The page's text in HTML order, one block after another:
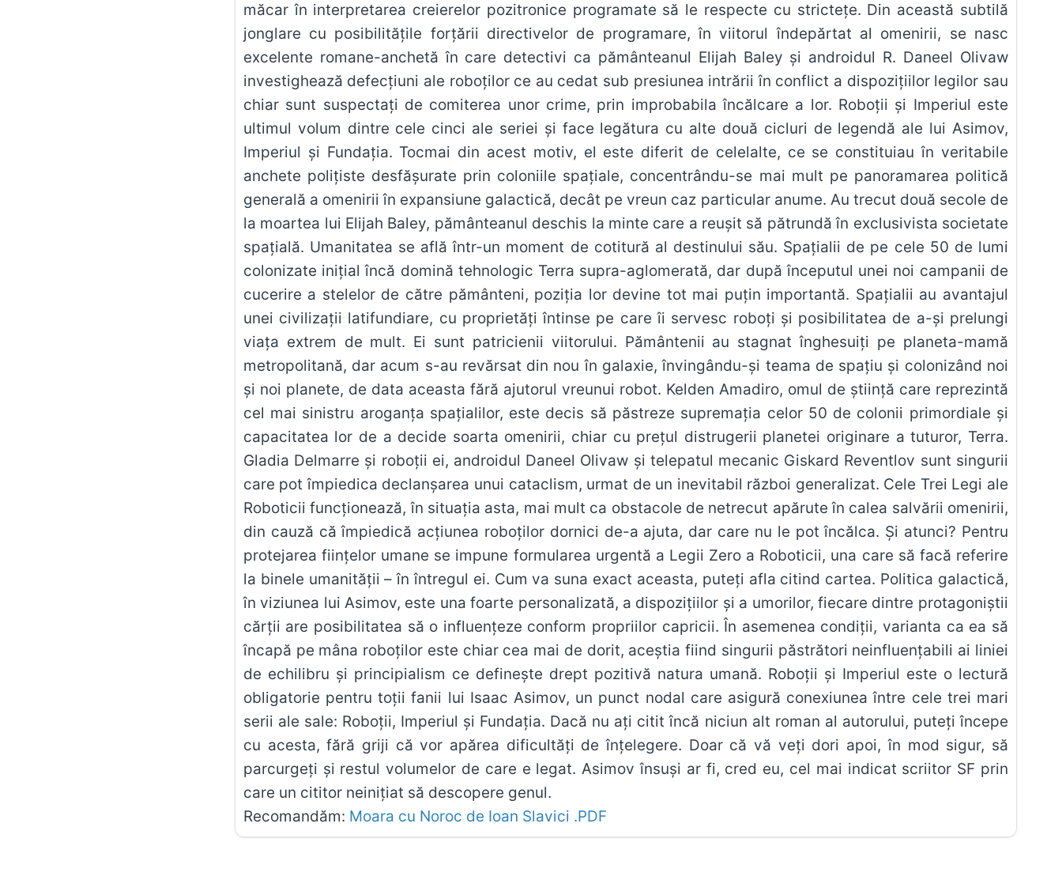
măcar în interpretarea creierelor pozitronice programate să le respecte cu strictețe. Din această subtilă
jonglare cu posibilitățile forțării directivelor de programare, în viitorul îndepărtat al omenirii, se nasc
excelente romane-anchetă în care detectivi ca pământeanul Elijah Baley și androidul R. Daneel Olivaw
investighează defecțiuni ale roboților ce au cedat sub presiunea intrării în conflict a dispozițiilor legilor sau
chiar sunt suspectați de comiterea unor crime, prin improbabila încălcare a lor. Roboții și Imperiul este
ultimul volum dintre cele cinci ale seriei și face legătura cu alte două cicluri de legendă ale lui Asimov,
Imperiul și Fundația. Tocmai din acest motiv, el este diferit de celelalte, ce se constituiau în veritabile
anchete polițiste desfășurate prin coloniile spațiale, concentrându-se mai mult pe panoramarea politică
generală a omenirii în expansiune galactică, decât pe vreun caz particular anume. Au trecut două secole de
la moartea lui Elijah Baley, pământeanul deschis la minte care a reușit să pătrundă în exclusivista societate
spațială. Umanitatea se află într-un moment de cotitură al destinului său. Spațialii de pe cele 50 de lumi
colonizate inițial încă domină tehnologic Terra supra-aglomerată, dar după începutul unei noi campanii de
cucerire a stelelor de către pământeni, poziția lor devine tot mai puțin importantă. Spațialii au avantajul
unei civilizații latifundiare, cu proprietăți întinse pe care îi servesc roboți și posibilitatea de a-și prelungi
viața extrem de mult. Ei sunt patricienii viitorului. Pământenii au stagnat înghesuiți pe planeta-mamă
metropolitană, dar acum s-au revărsat din nou în galaxie, învingându-și teama de spațiu și colonizând noi
și noi planete, de data aceasta fără ajutorul vreunui robot. Kelden Amadiro, omul de știință care reprezintă
cel mai sinistru aroganța spațialilor, este decis să păstreze supremația celor 50 de colonii primordiale și
capacitatea lor de a decide soarta omenirii, chiar cu prețul distrugerii planetei originare a tuturor, Terra.
Gladia Delmarre și roboții ei, androidul Daneel Olivaw și telepatul mecanic Giskard Reventlov sunt singurii
care pot împiedica declanșarea unui cataclism, urmat de un inevitabil război generalizat. Cele Trei Legi ale
Roboticii funcționează, în situația asta, mai mult ca obstacole de netrecut apărute în calea salvării omenirii,
din cauză că împiedică acțiunea roboților dornici de-a ajuta, dar care nu le pot încălca. Și atunci? Pentru
protejarea ființelor umane se impune formularea urgentă a Legii Zero a Roboticii, una care să facă referire
la binele umanității – în întregul ei. Cum va suna exact aceasta, puteți afla citind cartea. Politica galactică,
în viziunea lui Asimov, este una foarte personalizată, a dispozițiilor și a umorilor, fiecare dintre protagoniștii
cărții are posibilitatea să o influențeze conform propriilor capricii. În asemenea condiții, varianta ca ea să
încapă pe mâna roboților este chiar cea mai de dorit, aceștia fiind singurii păstrători neinfluențabili ai liniei
de echilibru și principialism ce definește drept pozitivă natura umană. Roboții și Imperiul este o lectură
obligatorie pentru toții fanii lui Isaac Asimov, un punct nodal care asigură conexiunea între cele trei mari
serii ale sale: Roboții, Imperiul și Fundația. Dacă nu ați citit încă niciun alt roman al autorului, puteți începe
cu acesta, fără griji că vor apărea dificultăți de înțelegere. Doar că vă veți dori apoi, în mod sigur, să
parcurgeți și restul volumelor de care e legat. Asimov însuși ar fi, cred eu, cel mai indicat scriitor SF prin
care un cititor neinițiat să descopere genul.
Recomandăm: Moara cu Noroc de Ioan Slavici .PDF